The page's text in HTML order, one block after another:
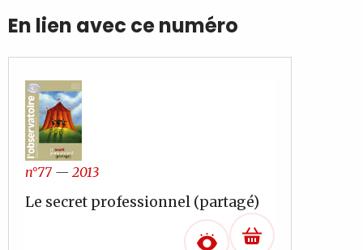
En lien avec ce numéro
n°77 — 2013
Le secret professionnel (partagé)